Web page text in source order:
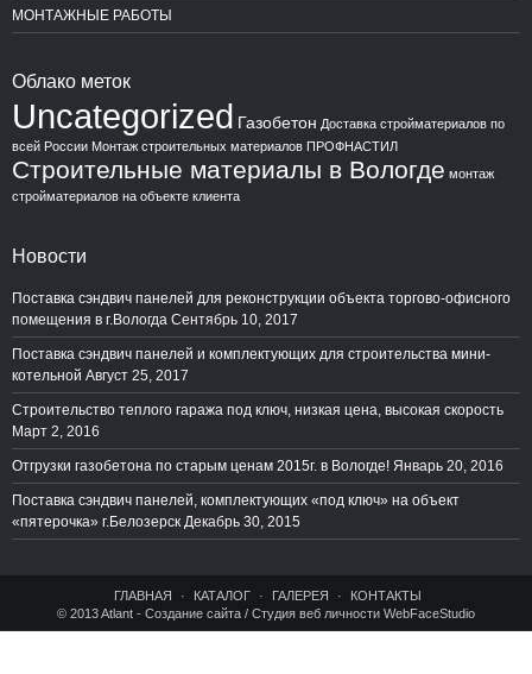
МОНТАЖНЫЕ РАБОТЫ
Облако меток
Uncategorized Газобетон Доставка стройматериалов по
всей России Монтаж строительных материалов ПРОФНАСТИЛ
Строительные материалы в Вологде монтаж
стройматериалов на объекте клиента
Новости
Поставка сэндвич панелей для реконструкции объекта торгово-офисного
помещения в г.Вологда Сентябрь 10, 2017
Поставка сэндвич панелей и комплектующих для строительства мини-
котельной Август 25, 2017
Строительство теплого гаража под ключ, низкая цена, высокая скорость
Март 2, 2016
Отгрузки газобетона по старым ценам 2015г. в Вологде! Январь 20, 2016
Поставка сэндвич панелей, комплектующих «под ключ» на объект
«пятерочка» г.Белозерск Декабрь 30, 2015
ГЛАВНАЯ КАТАЛОГ ГАЛЕРЕЯ
КОНТАКТЫ
© 2013 Atlant - Создание сайта / Студия веб личности WebFaceStudio